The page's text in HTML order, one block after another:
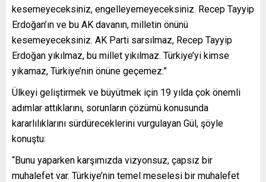
kesemeyeceksiniz, engelleyemeyeceksiniz. Recep Tayyip
Erdoğan’ın ve bu AK davanın, milletin önünü
kesemeyeceksiniz. AK Parti sarsılmaz, Recep Tayyip
Erdoğan yıkılmaz, bu millet yıkılmaz. Türkiye’yi kimse
yıkamaz, Türkiye’nin önüne geçemez.”
Ülkeyi geliştirmek ve büyütmek için 19 yılda çok önemli
adımlar attıklarını, sorunların çözümü konusunda
kararlılıklarını sürdüreceklerini vurgulayan Gül, şöyle
konuştu:
“Bunu yaparken karşımızda vizyonsuz, çapsız bir
muhalefet var. Türkiye’nin temel meselesi bir muhalefet